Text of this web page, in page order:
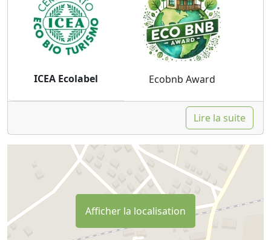
ICEA Ecolabel Ecobnb Award
Lire la suite
Afficher la localisation